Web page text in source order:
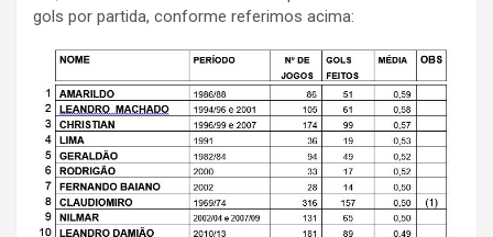
gols por partida, conforme referimos acima: